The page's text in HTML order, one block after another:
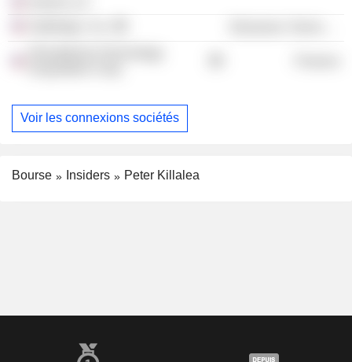
Voir les connexions sociétés
Bourse Insiders Peter Killalea